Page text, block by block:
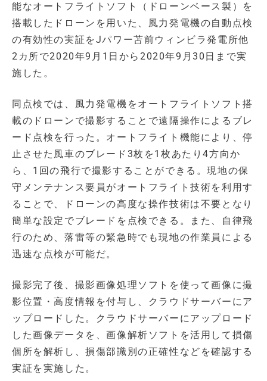
能なオートフライトソフト（ドローンベース製）を
搭載したドローンを用いた、風力発電機の自動点検
の有効性の実証をJパワー苫前ウィンビラ発電所他
2カ所で2020年9月1日から2020年9月30日まで実
施した。
同点検では、風力発電機をオートフライトソフト搭
載のドローンで撮影することで遠隔操作によるブレ
ード点検を行った。オートフライト機能により、停
止させた風車のブレード3枚を1枚あたり4方向か
ら、1回の飛行で撮影することができる。現地の保
守メンテナンス要員がオートフライト技術を利用す
ることで、ドローンの高度な操作技術は不要となり
簡単な設定でブレードを点検できる。また、自律飛
行のため、落雷等の緊急時でも現地の作業員による
迅速な点検が可能だ。
撮影完了後、撮影画像処理ソフトを使って画像に撮
影位置・高度情報を付与し、クラウドサーバーにア
ップロードした。クラウドサーバーにアップロード
した画像データを、画像解析ソフトを活用して損傷
個所を解析し、損傷部識別の正確性などを確認する
実証を実施した。